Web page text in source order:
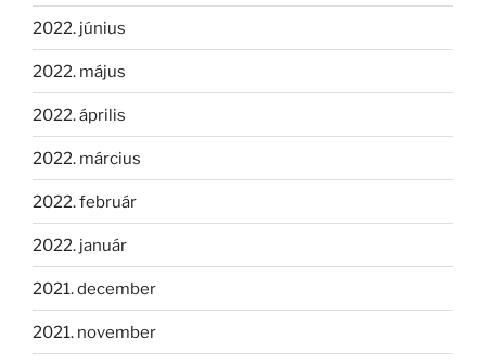
2022. június
2022. május
2022. április
2022. március
2022. február
2022. január
2021. december
2021. november